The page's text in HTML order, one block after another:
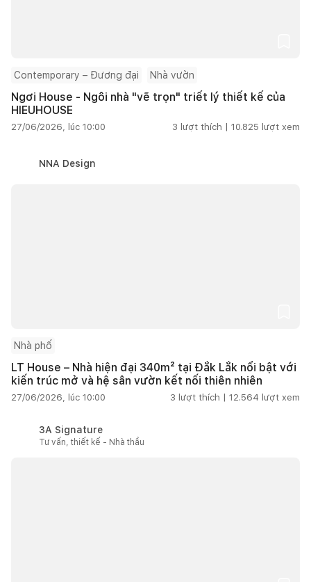
Contemporary – Đương đại Nhà vườn
Ngơi House - Ngôi nhà "vẽ trọn" triết lý thiết kế của
HIEUHOUSE
27/06/2026, lúc 10:00 3 lượt thích | 10.825 lượt xem
NNA Design
Nhà phố
LT House – Nhà hiện đại 340m² tại Đắk Lắk nổi bật với
kiến trúc mở và hệ sân vườn kết nối thiên nhiên
27/06/2026, lúc 10:00 3 lượt thích | 12.564 lượt xem
3A Signature
Tư vấn, thiết kế - Nhà thầu